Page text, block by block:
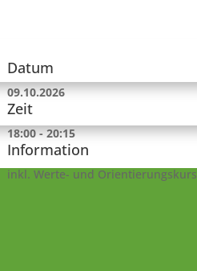
Datum
09.10.2026
Zeit
18:00 - 20:15
Information
inkl. Werte- und